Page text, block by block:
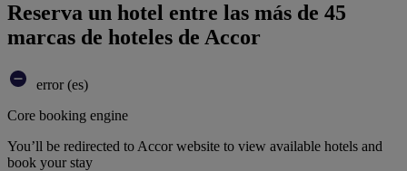
Reserva un hotel entre las más de 45
marcas de hoteles de Accor
error (es)
Core booking engine
You’ll be redirected to Accor website to view available hotels and
book your stay